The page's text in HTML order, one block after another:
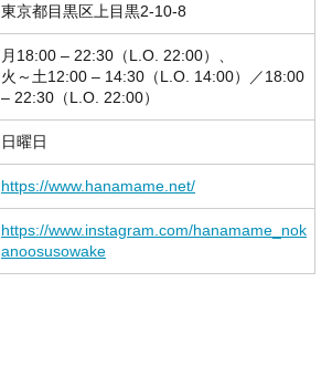
東京都目黒区上目黒2-10-8
月18:00 – 22:30（L.O. 22:00）、
火～土12:00 – 14:30（L.O. 14:00）／18:00
– 22:30（L.O. 22:00）
日曜日
https://www.hanamame.net/
https://www.instagram.com/hanamame_nok
anoosusowake